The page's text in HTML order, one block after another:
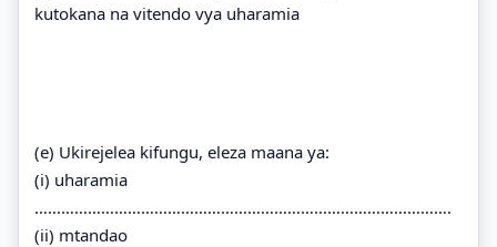
kutokana na vitendo vya uharamia
(e) Ukirejelea kifungu, eleza maana ya:
(i) uharamia
………………………………………………………………………………….
(ii) mtandao